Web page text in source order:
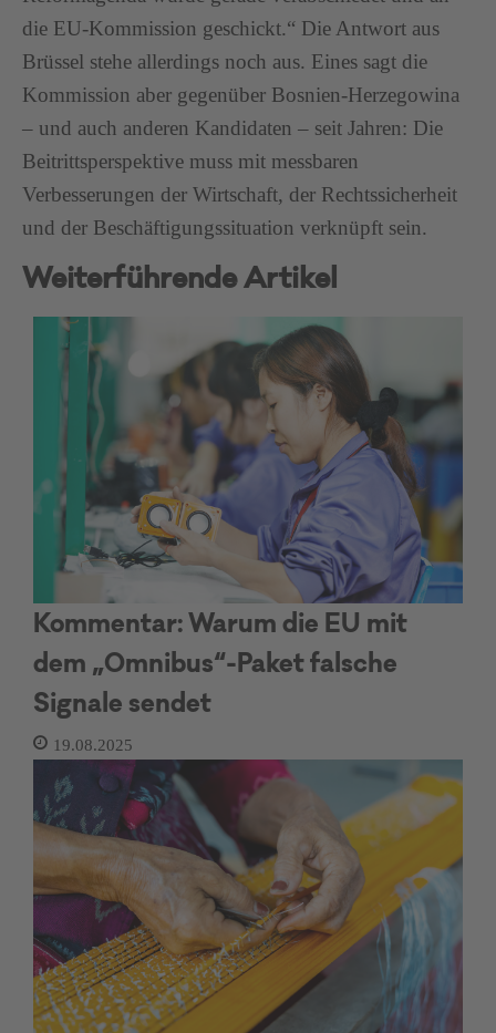
die EU-Kommission geschickt.“ Die Antwort aus
Brüssel stehe allerdings noch aus. Eines sagt die
Kommission aber gegenüber Bosnien-Herzegowina
– und auch anderen Kandidaten – seit Jahren: Die
Beitrittsperspektive muss mit messbaren
Verbesserungen der Wirtschaft, der Rechtssicherheit
und der Beschäftigungssituation verknüpft sein.
Weiterführende Artikel
Kommentar: Warum die EU mit
dem „Omnibus“-Paket falsche
Signale sendet
19.08.2025